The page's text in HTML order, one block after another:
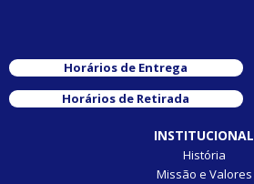
Horários de Entrega
Horários de Retirada
INSTITUCIONAL
História
Missão e Valores